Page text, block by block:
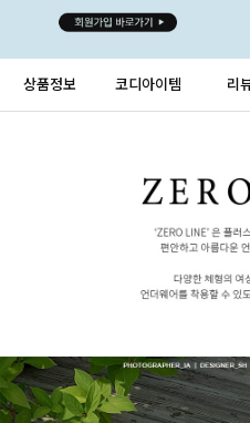
상품정보 코디아이템 리